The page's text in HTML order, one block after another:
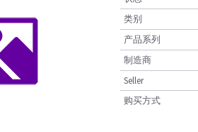
类别
产品系列
制造商
Seller
购买方式